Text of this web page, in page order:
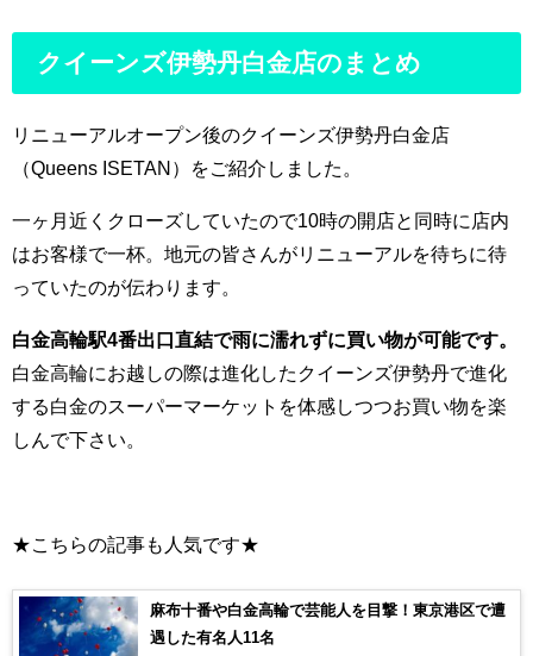
クイーンズ伊勢丹白金店のまとめ
リニューアルオープン後のクイーンズ伊勢丹白金店
（Queens ISETAN）をご紹介しました。
一ヶ月近くクローズしていたので10時の開店と同時に店内
はお客様で一杯。地元の皆さんがリニューアルを待ちに待
っていたのが伝わります。
白金高輪駅4番出口直結で雨に濡れずに買い物が可能です。
白金高輪にお越しの際は進化したクイーンズ伊勢丹で進化
する白金のスーパーマーケットを体感しつつお買い物を楽
しんで下さい。
★こちらの記事も人気です★
麻布十番や白金高輪で芸能人を目撃！東京港区で遭
遇した有名人11名